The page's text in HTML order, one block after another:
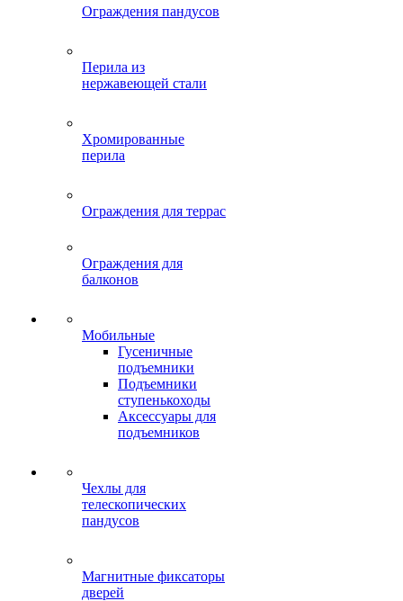
Ограждения пандусов
Перила из
нержавеющей стали
Хромированные
перила
Ограждения для террас
Ограждения для
балконов
Мобильные
Гусеничные
подъемники
Подъемники
ступенькоходы
Аксессуары для
подъемников
Чехлы для
телескопических
пандусов
Магнитные фиксаторы
дверей